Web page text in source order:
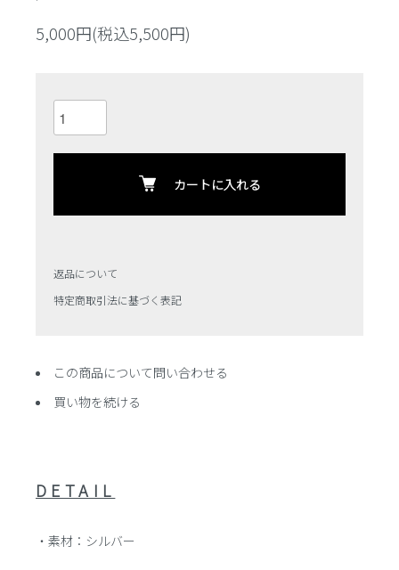
5,000円(税込5,500円)
カートに入れる
返品について
特定商取引法に基づく表記
この商品について問い合わせる
買い物を続ける
DETAIL
・素材：シルバー